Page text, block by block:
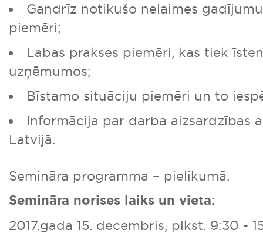
Gandrīz notikušo nelaimes
piemēri;
Labas prakses piemēri, kas tiek
uzņēmumos;
Bīstamo situāciju piemēri un to
Informācija par darba aizsardzības
Latvijā.
Semināra programma – pielikumā.
Semināra norises laiks un vieta:
2017.gada 15. decembris, plkst. 9:30 -